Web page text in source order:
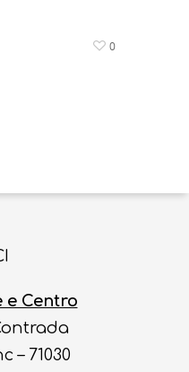
0
e Centro
– 71030